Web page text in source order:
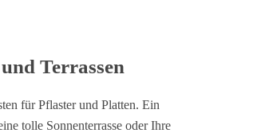
Terrassen
für Pflaster und Platten. Ein
tolle Sonnenterrasse oder Ihre